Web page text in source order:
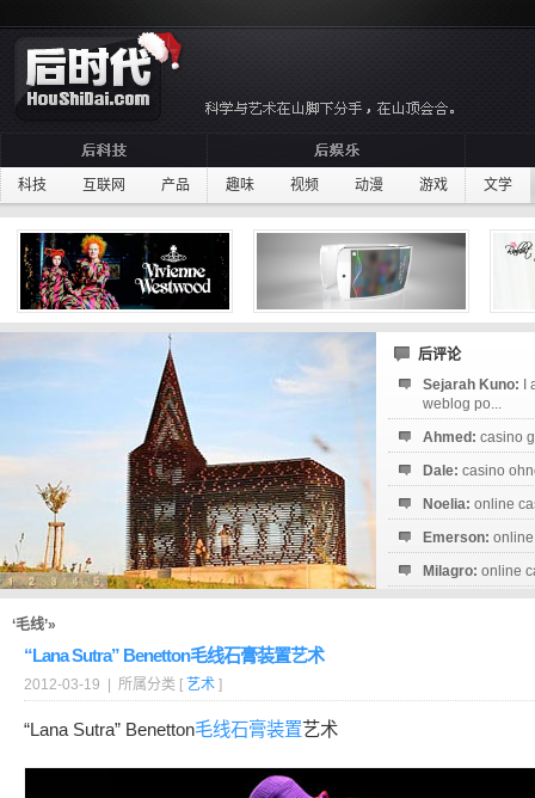
科技 互联网 产品 趣味 视频 动漫 游戏 文学
后评论
Sejarah Kuno:
weblog po...
Ahmed: casino
Dale: casino
Noelia: online
Emerson:
Milagro: online
‘毛线’»
“Lana Sutra” Benetton毛线石膏装置艺术
2012-03-19 | 所属分类 [ 艺术 ]
“Lana Sutra” Benetton毛线石膏装置艺术